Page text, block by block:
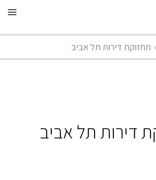
תחזוקת דירות תל אביב
דירות תל אביב